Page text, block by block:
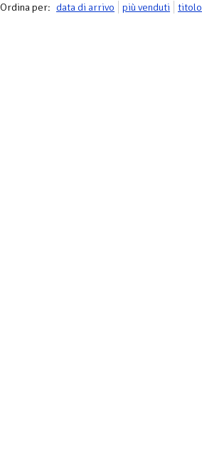
Ordina per: data di arrivo più venduti titolo